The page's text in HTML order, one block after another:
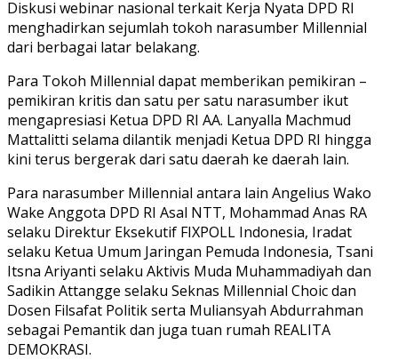
Diskusi webinar nasional terkait Kerja Nyata DPD RI
menghadirkan sejumlah tokoh narasumber Millennial
dari berbagai latar belakang.
Para Tokoh Millennial dapat memberikan pemikiran –
pemikiran kritis dan satu per satu narasumber ikut
mengapresiasi Ketua DPD RI AA. Lanyalla Machmud
Mattalitti selama dilantik menjadi Ketua DPD RI hingga
kini terus bergerak dari satu daerah ke daerah lain.
Para narasumber Millennial antara lain Angelius Wako
Wake Anggota DPD RI Asal NTT, Mohammad Anas RA
selaku Direktur Eksekutif FIXPOLL Indonesia, Iradat
selaku Ketua Umum Jaringan Pemuda Indonesia, Tsani
Itsna Ariyanti selaku Aktivis Muda Muhammadiyah dan
Sadikin Attangge selaku Seknas Millennial Choic dan
Dosen Filsafat Politik serta Muliansyah Abdurrahman
sebagai Pemantik dan juga tuan rumah REALITA
DEMOKRASI.